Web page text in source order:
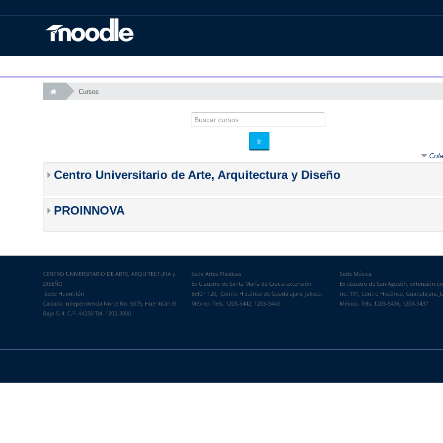
Cursos
Buscar
cursos
Ir
Centro Universitario de Arte, Arquitectura y Diseño
PROINNOVA
CENTRO UNIVERSITARIO DE ARTE, ARQUITECTURA y
DISEÑO
Sede Huentitán
Calzada Independencia Norte No. 5075, Huentitán El
Bajo S.H. C.P. 44250 Tel. 1202-3000
Sede Artes Plásticas
Ex Claustro de Santa María de Gracia extensión
Belén 120, Centro Histórico de Guadalajara, Jalisco,
México. Tels. 1203-5442, 1203-5443
Sede Música
Ex claustro de San Agustín, extensión
no. 191, Centro Histórico, Guadalajara,
México. Tels. 1203-5436, 1203-5437